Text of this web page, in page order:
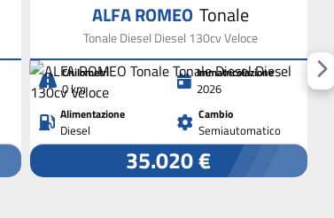
ALFA ROMEO Tonale
Tonale Diesel Diesel 130cv Veloce
Chilometri
0 km
Immatricolazione
2026
Alimentazione
Diesel
Cambio
Semiautomatico
35.020 €